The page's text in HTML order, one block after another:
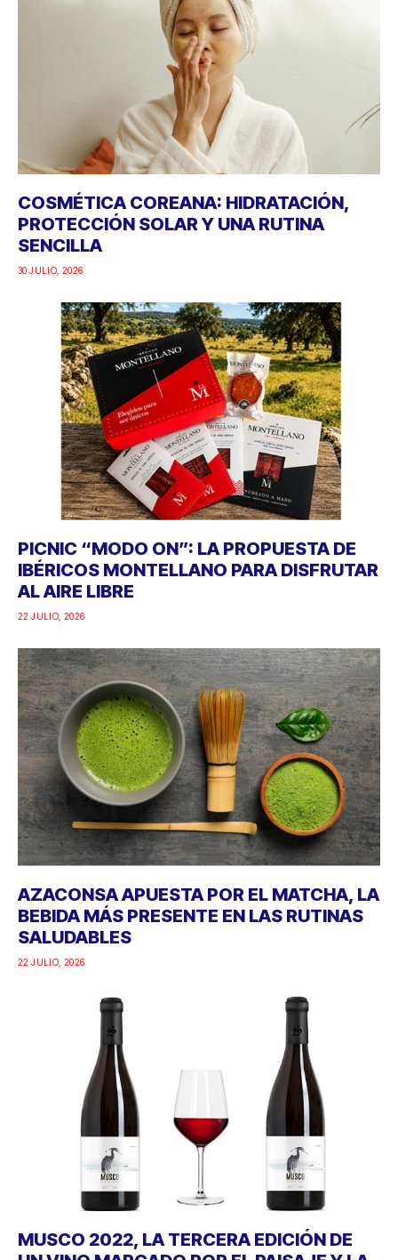
COSMÉTICA COREANA: HIDRATACIÓN,
PROTECCIÓN SOLAR Y UNA RUTINA
SENCILLA
30 JULIO, 2026
PICNIC “MODO ON”: LA PROPUESTA DE
IBÉRICOS MONTELLANO PARA DISFRUTAR
AL AIRE LIBRE
22 JULIO, 2026
AZACONSA APUESTA POR EL MATCHA, LA
BEBIDA MÁS PRESENTE EN LAS RUTINAS
SALUDABLES
22 JULIO, 2026
MUSCO 2022, LA TERCERA EDICIÓN DE